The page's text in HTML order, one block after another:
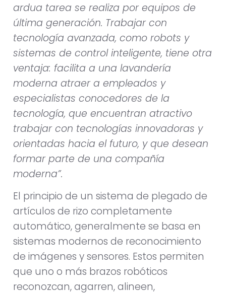
ardua tarea se realiza por equipos de
última generación. Trabajar con
tecnología avanzada, como robots y
sistemas de control inteligente, tiene otra
ventaja: facilita a una lavandería
moderna atraer a empleados y
especialistas conocedores de la
tecnología, que encuentran atractivo
trabajar con tecnologías innovadoras y
orientadas hacia el futuro, y que desean
formar parte de una compañía
moderna”.
El principio de un sistema de plegado de
artículos de rizo completamente
automático, generalmente se basa en
sistemas modernos de reconocimiento
de imágenes y sensores. Estos permiten
que uno o más brazos robóticos
reconozcan, agarren, alineen,